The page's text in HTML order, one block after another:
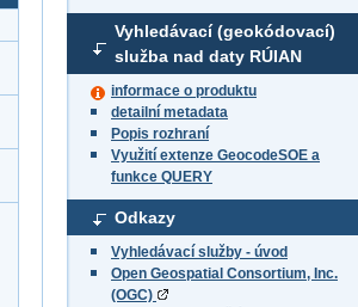
Vyhledávací (geokódovací)
služba nad daty RÚIAN
informace o produktu
detailní metadata
Popis rozhraní
Využití extenze GeocodeSOE a
funkce QUERY
Odkazy
Vyhledávací služby - úvod
Open Geospatial Consortium, Inc.
(OGC)